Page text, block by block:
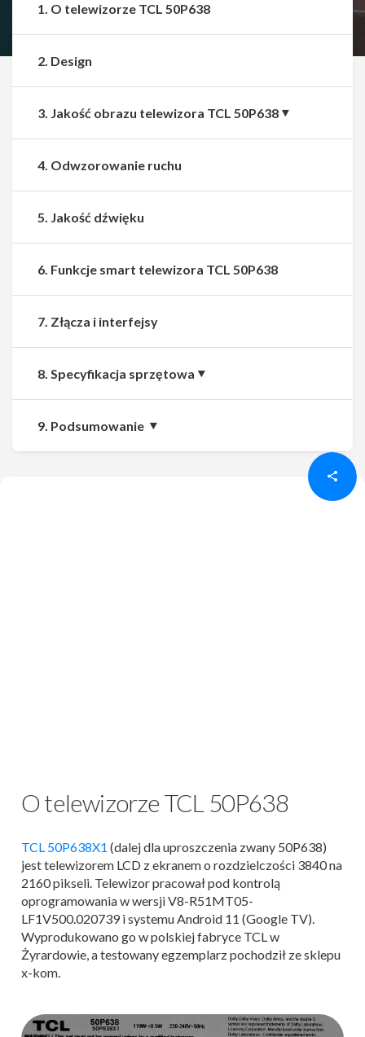
Udostępnij
O telewizorze TCL 50P638
TCL 50P638X1 (dalej dla uproszczenia zwany 50P638)
jest telewizorem LCD z ekranem o rozdzielczości 3840 na
2160 pikseli. Telewizor pracował pod kontrolą
oprogramowania w wersji V8-R51MT05-
LF1V500.020739 i systemu Android 11 (Google TV).
Wyprodukowano go w polskiej fabryce TCL w
Żyrardowie, a testowany egzemplarz pochodził ze sklepu
x-kom.
1. O telewizorze TCL 50P638
2. Design
3. Jakość obrazu telewizora TCL 50P638
4. Odwzorowanie ruchu
5. Jakość dźwięku
6. Funkcje smart telewizora TCL 50P638
7. Złącza i interfejsy
8. Specyfikacja sprzętowa
9. Podsumowanie